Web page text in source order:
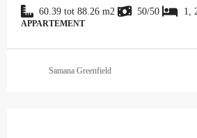
60.39 tot 88.26 m2 50/50 1,
APPARTEMENT
Samana Greenfield